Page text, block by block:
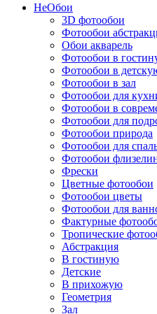
НеОбои
3D фотообои
Фотообои
Обои акварель
Фотообои в
Фотообои в
Фотообои в зал
Фотообои для
Фотообои в
Фотообои для
Фотообои природа
Фотообои для
Фотообои
Фрески
Цветные фотообои
Фотообои цветы
Фотообои для
Фактурные
Тропические
Абстракция
В гостиную
Детские
В прихожую
Геометрия
Зал